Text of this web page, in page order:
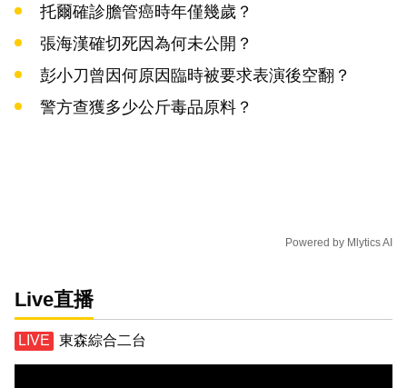
托爾確診膽管癌時年僅幾歲？
張海漢確切死因為何未公開？
彭小刀曾因何原因臨時被要求表演後空翻？
警方查獲多少公斤毒品原料？
Powered by Mlytics AI
Live直播
東森綜合二台